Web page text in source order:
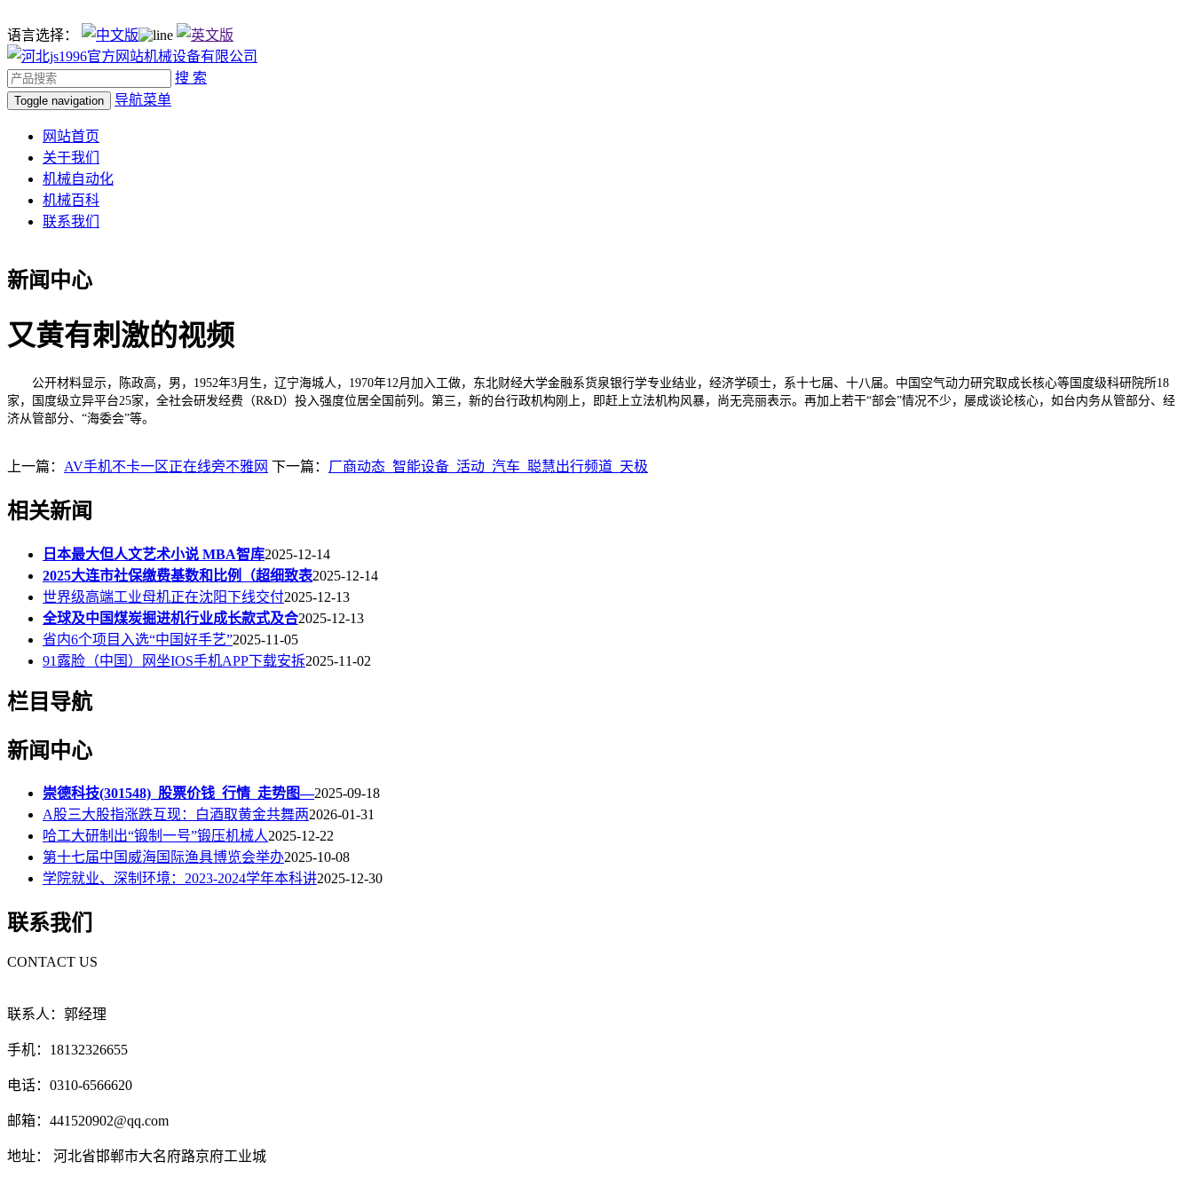
语言选择：
搜 索
Toggle navigation 导航菜单
网站首页
关于我们
机械自动化
机械百科
联系我们
新闻中心
又黄有刺激的视频
公开材料显示，陈政高，男，1952年3月生，辽宁海城人，1970年12月加入工做，东北财经大学金融系货泉银行学专业结业，经济学硕士，系十七届、十八届。中国空气动力研究取成长核心等国度级科研院所18
家，国度级立异平台25家，全社会研发经费（R&D）投入强度位居全国前列。第三，新的台行政机构刚上，即赶上立法机构风暴，尚无亮丽表示。再加上若干“部会”情况不少，屡成谈论核心，如台内务从管部分、经
济从管部分、“海委会”等。
上一篇： AV手机不卡一区正在线旁不雅网 下一篇： 厂商动态_智能设备_活动_汽车_聪慧出行频道_天极
相关新闻
日本最大但人文艺术小说 MBA智库2025-12-14
2025大连市社保缴费基数和比例（超细致表2025-12-14
世界级高端工业母机正在沈阳下线交付2025-12-13
全球及中国煤炭掘进机行业成长款式及合2025-12-13
省内6个项目入选“中国好手艺”2025-11-05
91露脸（中国）网坐IOS手机APP下载安拆2025-11-02
栏目导航
新闻中心
崇德科技(301548)_股票价钱_行情_走势图—2025-09-18
A股三大股指涨跌互现：白酒取黄金共舞两2026-01-31
哈工大研制出“锻制一号”锻压机械人2025-12-22
第十七届中国威海国际渔具博览会举办2025-10-08
学院就业、深制环境：2023-2024学年本科讲2025-12-30
联系我们
CONTACT US
联系人：郭经理
手机：18132326655
电话：0310-6566620
邮箱：441520902@qq.com
地址： 河北省邯郸市大名府路京府工业城